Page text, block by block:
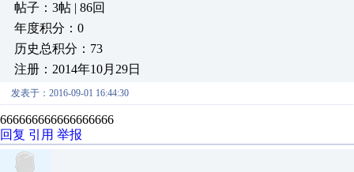
帖子：3帖 | 86回
年度积分：0
历史总积分：73
注册：2014年10月29日
发表于：2016-09-01 16:44:30
666666666666666666
回复 引用 举报